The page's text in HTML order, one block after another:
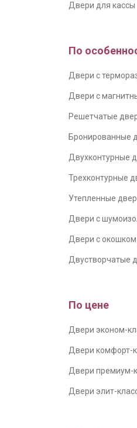
Двери для кассы
По
Двери с
Двери с
Решетчатые
Бронированные
Двухконтурные
Трехконтурные
Утепленные
Двери с
Двери с
Двустворчатые
По цене
Двери эконом-
Двери комфорт-
Двери премиум-
Двери элит-